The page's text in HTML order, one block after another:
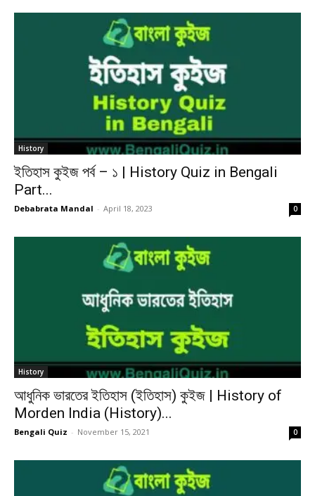
History
ইতিহাস কুইজ পর্ব – ১ | History Quiz in Bengali
Part...
Debabrata Mandal - April 18, 2023 0
History
আধুনিক ভারতের ইতিহাস (ইতিহাস) কুইজ | History of
Morden India (History)...
Bengali Quiz - November 15, 2021 0